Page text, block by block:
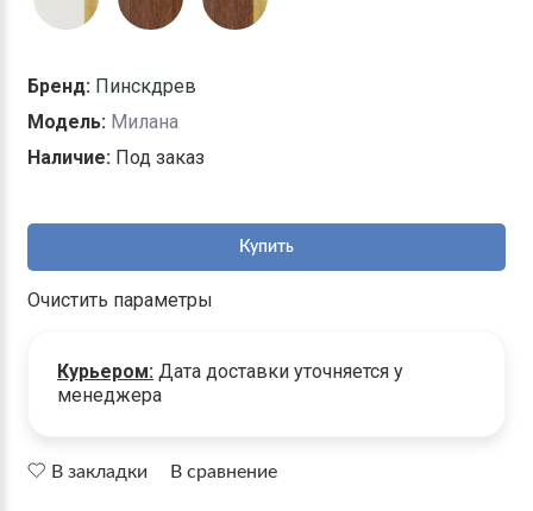
Бренд: Пинскдрев
Модель: Милана
Наличие: Под заказ
Купить
Очистить параметры
Курьером: Дата доставки уточняется у
менеджера
В закладки В сравнение